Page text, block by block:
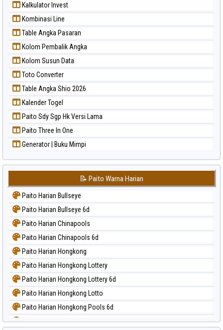
Kalkulator Invest
Kombinasi Line
Table Angka Pasaran
Kolom Pembalik Angka
Kolom Susun Data
Toto Converter
Table Angka Shio 2026
Kalender Togel
Paito Sdy Sgp Hk Versi Lama
Paito Three In One
Generator | Buku Mimpi
📝 Paito Warna Harian
Paito Harian Bullseye
Paito Harian Bullseye 6d
Paito Harian Chinapools
Paito Harian Chinapools 6d
Paito Harian Hongkong
Paito Harian Hongkong Lottery
Paito Harian Hongkong Lottery 6d
Paito Harian Hongkong Lotto
Paito Harian Hongkong Pools 6d
Paito Harian Japan